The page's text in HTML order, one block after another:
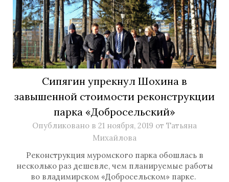
Сипягин упрекнул Шохина в
завышенной стоимости реконструкции
парка «Добросельский»
Опубликовано в 21 ноября, 2019 от Татьяна
Михайлова
Реконструкция муромского парка обошлась в
несколько раз дешевле, чем планируемые работы
во владимирском «Добросельском» парке.